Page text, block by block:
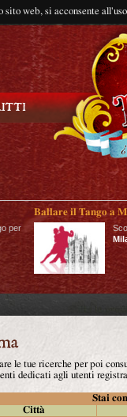
sito web, si acconsente
per
Ballare il Tango a
le tue ricerche per poi
dedicati agli utenti
Stai
Città